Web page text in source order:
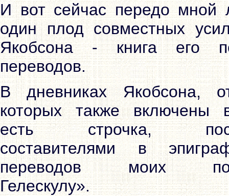
И вот сейчас передо мной
один плод совместных
Якобсона - книга его
переводов.
В дневниках Якобсона,
которых также включены
есть строчка,
составителями в
переводов моих
Гелескулу».